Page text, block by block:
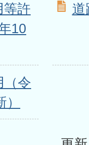
等許
10
道
（令